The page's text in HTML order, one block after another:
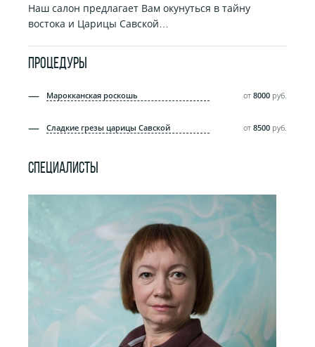
Наш салон предлагает Вам окунуться в тайну
востока и Царицы Савской…
ПРОЦЕДУРЫ
Марокканская роскошь от 8000руб.
Сладкие грезы царицы Савской от 8500руб.
СПЕЦИАЛИСТЫ